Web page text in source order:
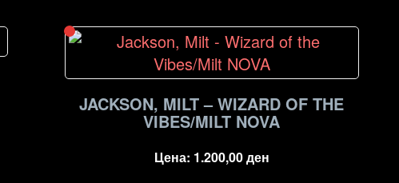
JACKSON, MILT – WIZARD OF THE
VIBES/MILT NOVA
Цена: 1.200,00ден